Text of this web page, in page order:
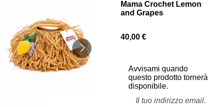
Mama Crochet Lemon
and Grapes
40,00 €
Avvisami quando
questo prodotto tornerà
disponibile.